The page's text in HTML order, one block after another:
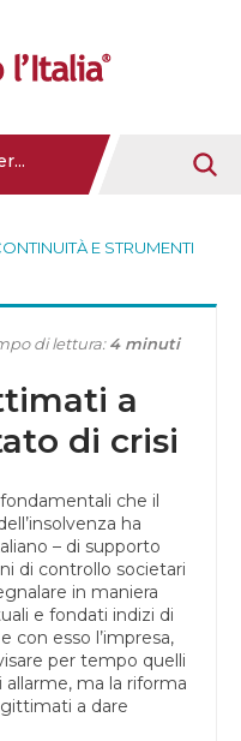
E STRUMENTI
di lettura:4 minuti
a
di crisi
che il
ha
– di supporto
di controllo societari
in maniera
e fondati indizi di
con esso l’impresa,
per tempo quelli
ma la riforma
a dare